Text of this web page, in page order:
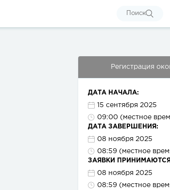
Поиск
Регистрация
ДАТА НАЧАЛА:
15 сентября 2025
09:00 (местное
ДАТА ЗАВЕРШЕНИЯ:
08 ноября 2025
08:59 (местное
ЗАЯВКИ
08 ноября 2025
08:59 (местное